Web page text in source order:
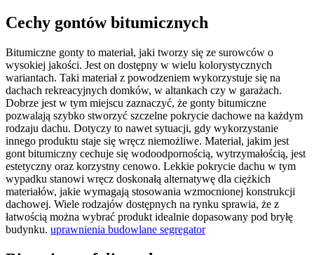
Cechy gontów bitumicznych
Bitumiczne gonty to materiał, jaki tworzy się ze surowców o
wysokiej jakości. Jest on dostępny w wielu kolorystycznych
wariantach. Taki materiał z powodzeniem wykorzystuje się na
dachach rekreacyjnych domków, w altankach czy w garażach.
Dobrze jest w tym miejscu zaznaczyć, że gonty bitumiczne
pozwalają szybko stworzyć szczelne pokrycie dachowe na każdym
rodzaju dachu. Dotyczy to nawet sytuacji, gdy wykorzystanie
innego produktu staje się wręcz niemożliwe. Materiał, jakim jest
gont bitumiczny cechuje się wodoodpornością, wytrzymałością, jest
estetyczny oraz korzystny cenowo. Lekkie pokrycie dachu w tym
wypadku stanowi wręcz doskonałą alternatywę dla ciężkich
materiałów, jakie wymagają stosowania wzmocnionej konstrukcji
dachowej. Wiele rodzajów dostępnych na rynku sprawia, że z
łatwością można wybrać produkt idealnie dopasowany pod bryłę
budynku. uprawnienia budowlane segregator